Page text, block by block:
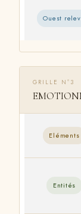
Ouest
GRILLE N°3
Eléments
Entités